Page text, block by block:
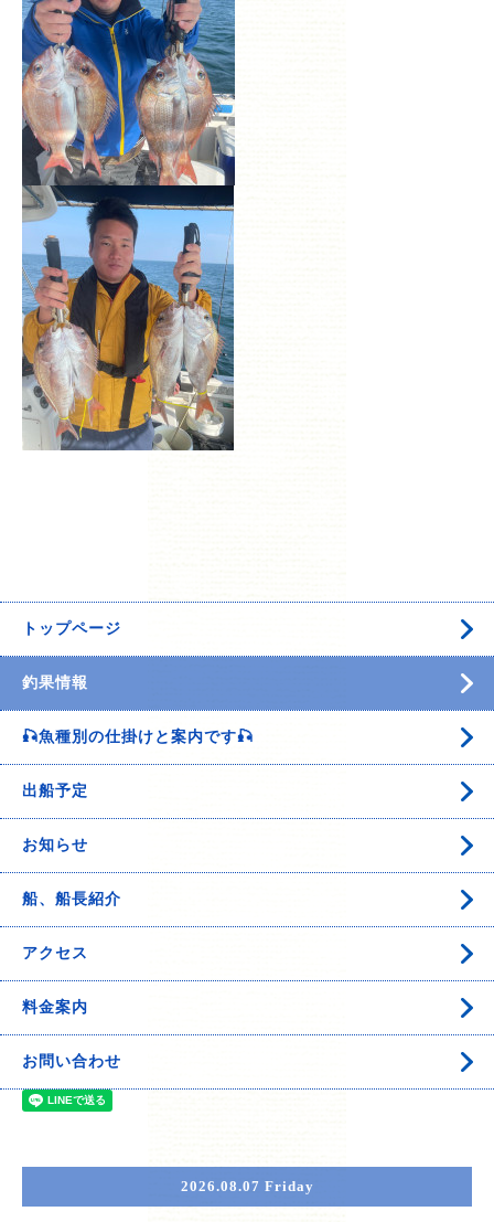
トップページ
釣果情報
🎣魚種別の仕掛けと案内です🎣
出船予定
お知らせ
船、船長紹介
アクセス
料金案内
お問い合わせ
2026.08.07 Friday